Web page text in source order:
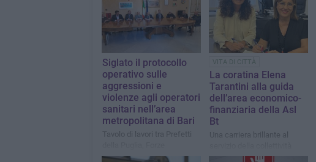
Siglato il protocollo
operativo sulle
aggressioni e
violenze agli operatori
sanitari nell’area
metropolitana di Bari
Tavolo di lavori tra Prefetti
dell’Ordine e i vertici del
VITA DI CITTÀ
La coratina Elena
Tarantini alla guida
dell’area economico-
finanziaria della Asl
Bt
Una carriera brillante al